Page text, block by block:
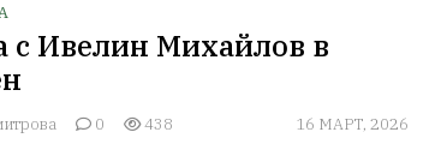
с Ивелин Михайлов в
0 438 16 МАРТ, 2026